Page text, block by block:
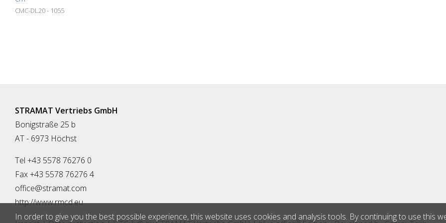
CMC-DL20 - 1055
STRAMAT Vertriebs GmbH
Bonigstraße 25 b
AT - 6973 Höchst
Tel +43 5578 76276 0
Fax +43 5578 76276 4
office@stramat.com
http://www.rmcd.eu
In order to give you the best possible experience, this website uses cookies and analysis tools. By continuing to use this